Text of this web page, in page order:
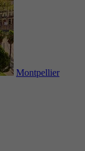
Montpellier